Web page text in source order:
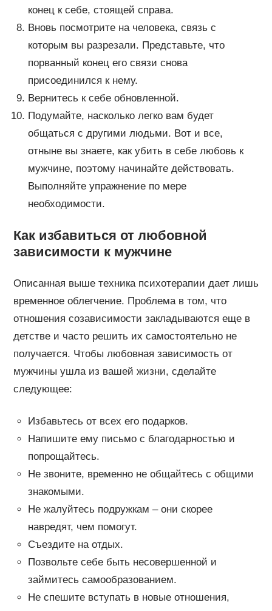
конец к себе, стоящей справа.
Вновь посмотрите на человека, связь с
которым вы разрезали. Представьте, что
порванный конец его связи снова
присоединился к нему.
Вернитесь к себе обновленной.
Подумайте, насколько легко вам будет
общаться с другими людьми. Вот и все,
отныне вы знаете, как убить в себе любовь к
мужчине, поэтому начинайте действовать.
Выполняйте упражнение по мере
необходимости.
Как избавиться от любовной
зависимости к мужчине
Описанная выше техника психотерапии дает лишь
временное облегчение. Проблема в том, что
отношения созависимости закладываются еще в
детстве и часто решить их самостоятельно не
получается. Чтобы любовная зависимость от
мужчины ушла из вашей жизни, сделайте
следующее:
Избавьтесь от всех его подарков.
Напишите ему письмо с благодарностью и
попрощайтесь.
Не звоните, временно не общайтесь с общими
знакомыми.
Не жалуйтесь подружкам – они скорее
навредят, чем помогут.
Съездите на отдых.
Позвольте себе быть несовершенной и
займитесь самообразованием.
Не спешите вступать в новые отношения,